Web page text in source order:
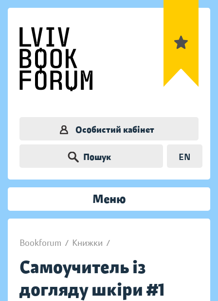
Особистий кабінет
Пошук EN
Меню
Bookforum / Книжки /
Самоучитель із
догляду шкіри #1